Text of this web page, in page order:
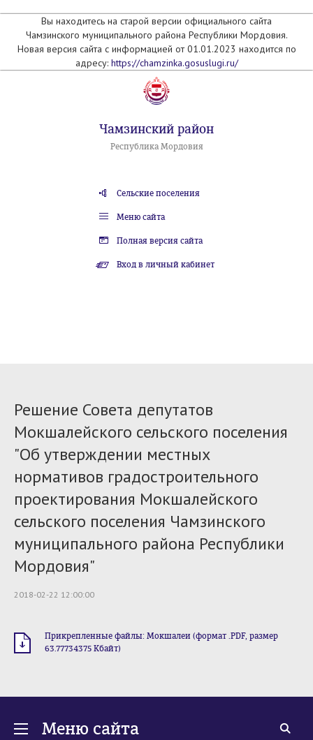
Вы находитесь на старой версии официального сайта
Чамзинского муниципального района Республики Мордовия.
Новая версия сайта с информацией от 01.01.2023 находится по
адресу: https://chamzinka.gosuslugi.ru/
Чамзинский район
Республика Мордовия
Сельские поселения
Меню сайта
Полная версия сайта
Вход в личный кабинет
Решение Совета депутатов
Мокшалейского сельского поселения
"Об утверждении местных
нормативов градостроительного
проектирования Мокшалейского
сельского поселения Чамзинского
муниципального района Республики
Мордовия"
2018-02-22 12:00:00
Прикрепленные файлы: Мокшалеи (формат .PDF, размер
63.77734375 Кбайт)
Меню сайта